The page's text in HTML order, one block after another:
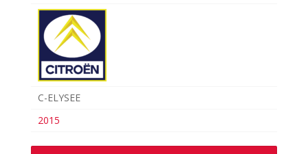
C-ELYSEE
2015